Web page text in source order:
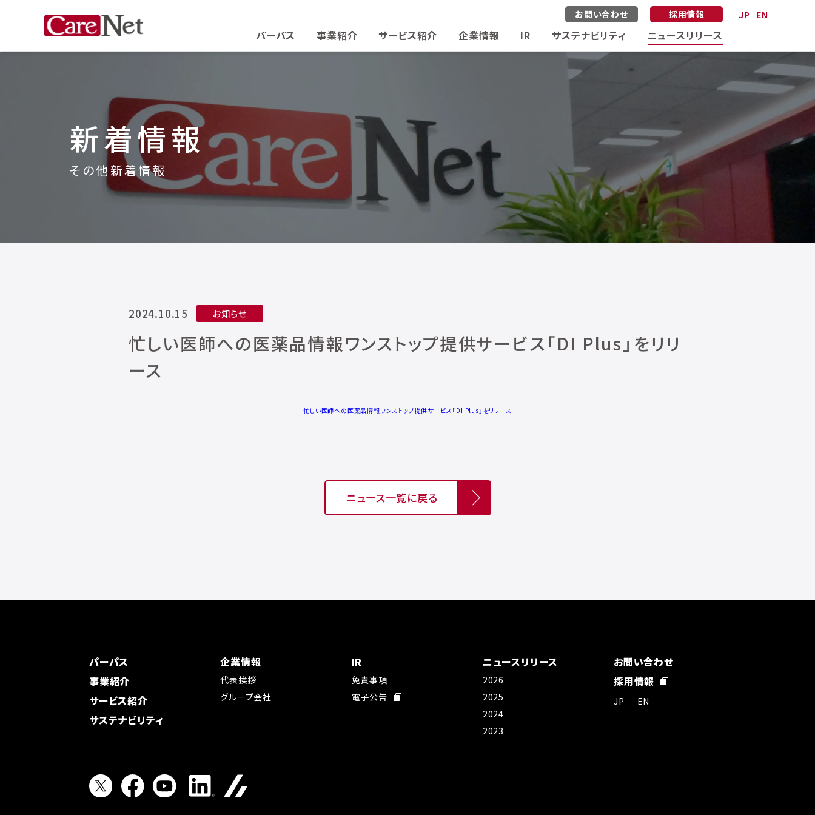
お問い合わせ 採用情報 JP EN
パーパス 事業紹介 サービス紹介 企業情報 IR サステナビリティ ニュースリリース
新着情報
その他新着情報
2024.10.15 お知らせ
忙しい医師への医薬品情報ワンストップ提供サービス「DI Plus」をリリ
ース
忙しい医師への医薬品情報ワンストップ提供サービス「DI Plus」をリリース
ニュース一覧に戻る
パーパス
事業紹介
サービス紹介
サステナビリティ
企業情報
代表挨拶
グループ会社
IR
免責事項
電子公告
ニュースリリース
2026
2025
2024
2023
お問い合わせ
採用情報
JP EN